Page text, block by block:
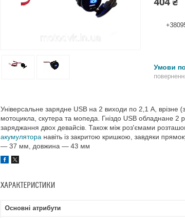
Універсальне зарядне USB на 2 виходи по 2,1 А, врізне
мотоцикла, скутера та мопеда. Гніздо USB обладнане
заряджання двох девайсів. Також між роз'ємами
акумулятора навіть із закритою кришкою, завдяки
— 37 мм, довжина — 43 мм
ХАРАКТЕРИСТИКИ
Основні атрибути